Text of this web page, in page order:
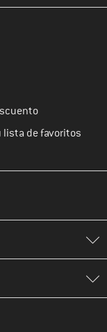
y crea tu
lista de favoritos